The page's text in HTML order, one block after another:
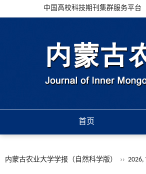
中国高校科技期刊集群服务平台
首页
内蒙古农业大学学报（自然科学版） ›› 2026,